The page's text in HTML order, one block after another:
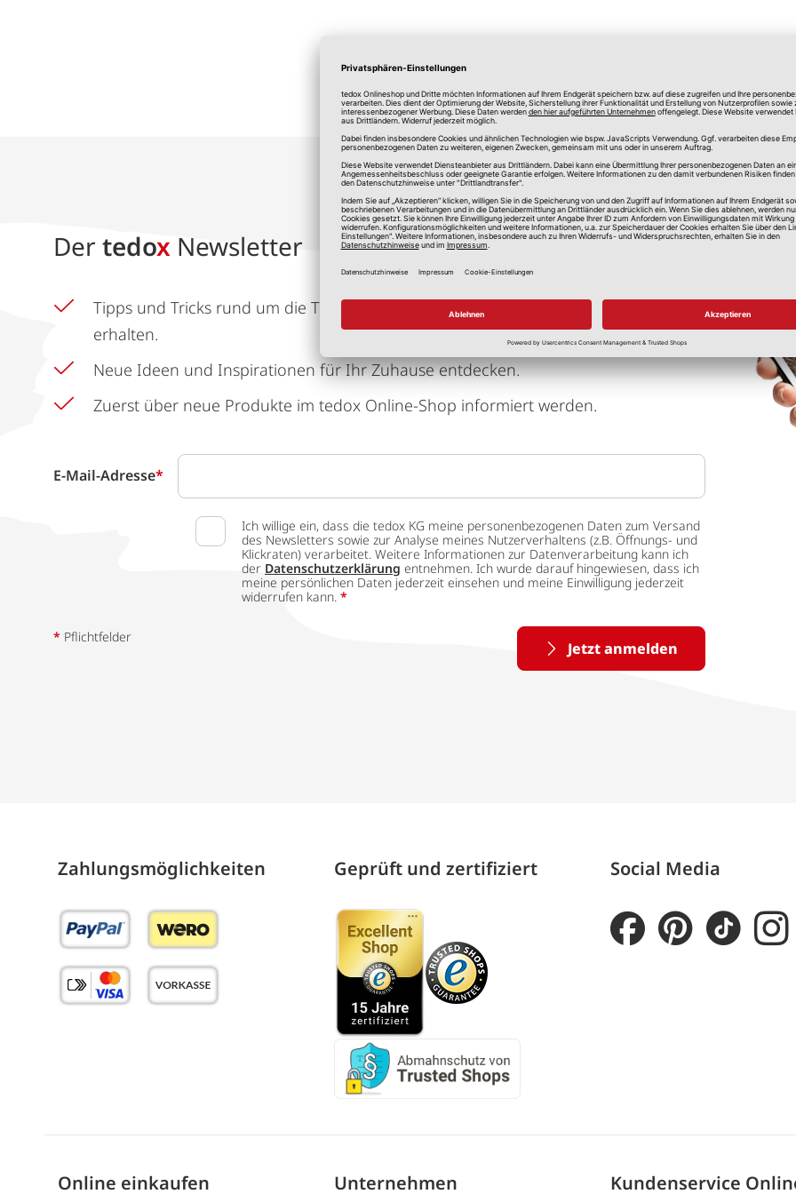
*Alle Preise in Euro, inkl. gesetzlicher Mehrwertsteuer, zzgl.
Der tedox Newsletter
Tipps und Tricks rund um die Themen Heimwerken, Renovieren und Einrichten
erhalten.
Neue Ideen und Inspirationen für Ihr Zuhause entdecken.
Zuerst über neue Produkte im tedox Online-Shop informiert werden.
E-Mail-Adresse*
Ich willige ein, dass die tedox KG meine personenbezogenen Daten zum Versand
des Newsletters sowie zur Analyse meines Nutzerverhaltens (z.B. Öffnungs- und
Klickraten) verarbeitet. Weitere Informationen zur Datenverarbeitung kann ich
der Datenschutzerklärung entnehmen. Ich wurde darauf hingewiesen, dass ich
meine persönlichen Daten jederzeit einsehen und meine Einwilligung jederzeit
widerrufen kann. *
Jetzt anmelden
* Pflichtfelder
Zahlungs­möglich­keiten Geprüft und zertifiziert Social Media
Online einkaufen Unternehmen Kundenservice